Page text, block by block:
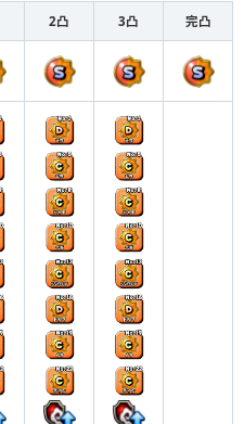
2凸 3凸 完凸